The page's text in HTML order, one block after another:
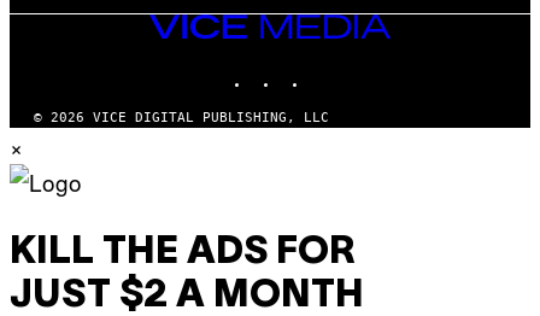
VICE
MEDIA
© 2026 VICE DIGITAL PUBLISHING, LLC
×
KILL THE ADS FOR
JUST $2 A MONTH